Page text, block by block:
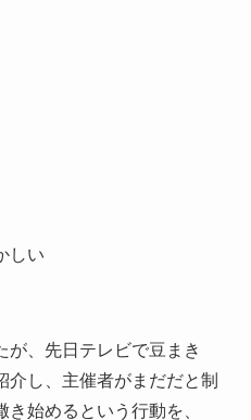
しい
が、先日テレビで豆まき
介し、主催者がまだだと制
始めるという行動を、